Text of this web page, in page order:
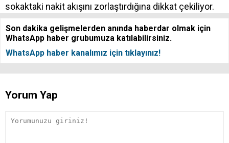
sokaktaki nakit akışını zorlaştırdığına dikkat çekiliyor.
Son dakika gelişmelerden anında haberdar olmak için
WhatsApp haber grubumuza katılabilirsiniz.
WhatsApp haber kanalımız için tıklayınız!
Yorum Yap